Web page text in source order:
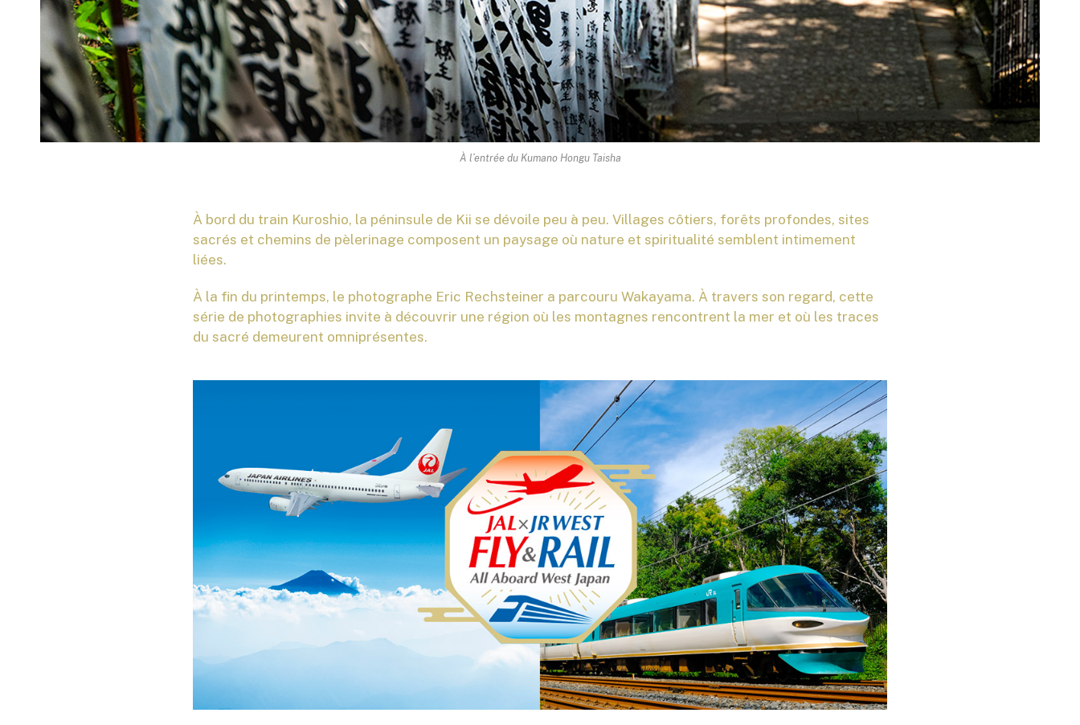
À l’entrée du Kumano Hongu Taisha
À bord du train Kuroshio, la péninsule de Kii se dévoile peu à peu. Villages côtiers, forêts profondes, sites
sacrés et chemins de pèlerinage composent un paysage où nature et spiritualité semblent intimement
liées.
À la fin du printemps, le photographe Eric Rechsteiner a parcouru Wakayama. À travers son regard, cette
série de photographies invite à découvrir une région où les montagnes rencontrent la mer et où les traces
du sacré demeurent omniprésentes.